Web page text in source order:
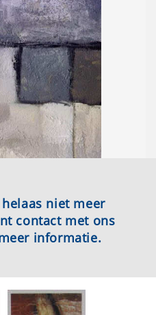
niet meer
contact met ons
informatie.